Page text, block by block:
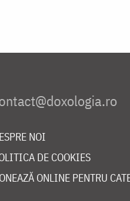
NOI
DE COOKIES
ONLINE PENTRU